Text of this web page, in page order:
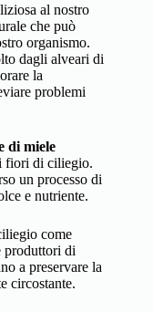
al nostro
che può
organismo.
dagli alveari di
la
problemi
di miele
fiori di ciliegio.
un processo di
e nutriente.
come
produttori di
a preservare la
circostante.